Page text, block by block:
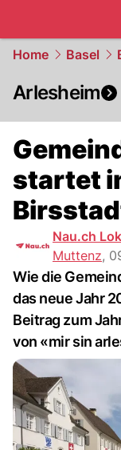
Home Basel
Arlesheim
startet
Nau.ch
Muttenz,
Wie die
das neue Jahr
Beitrag zum
von «mir sin